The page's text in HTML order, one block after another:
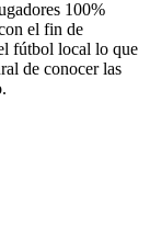
100%
el fin de
fútbol local lo que
de conocer las